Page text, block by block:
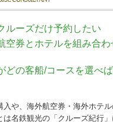
ルーズだけ予約したい
空券とホテルを組み合わ
どの客船/コースを選べ
や、海外航空券・海外ホテル
は名鉄観光の「クルーズ紀行